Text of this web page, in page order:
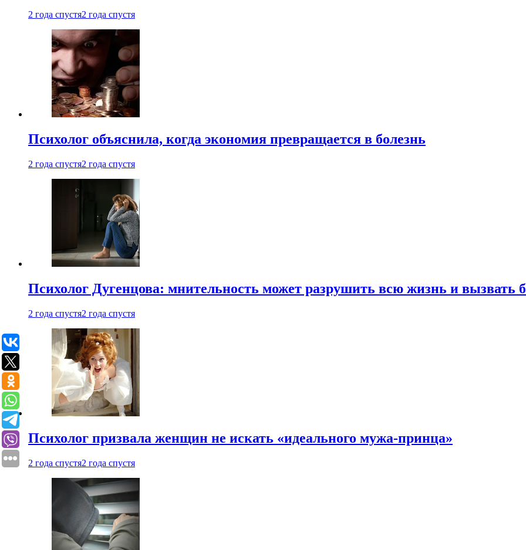
2 года спустя2 года спустя
Психолог объяснила, когда экономия превращается в болезнь
2 года спустя2 года спустя
Психолог Дугенцова: мнительность может разрушить всю жизнь и вызвать
2 года спустя2 года спустя
Психолог призвала женщин не искать «идеального мужа-принца»
2 года спустя2 года спустя